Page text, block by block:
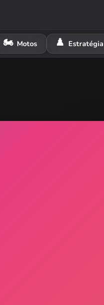
🏍️ Motos ♟️ Estratégia